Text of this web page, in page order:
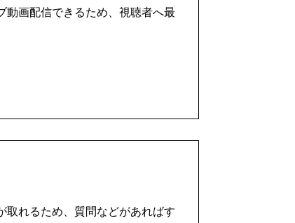
動画配信できるため、視聴者へ最
取れるため、質問などがあればす